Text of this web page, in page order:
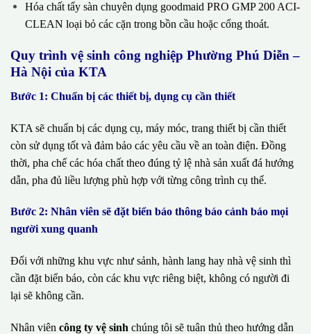
Hóa chất tẩy sàn chuyên dụng goodmaid PRO GMP 200 ACI-
CLEAN loại bỏ các cặn trong bồn cầu hoặc cống thoát.
Quy trình vệ sinh công nghiệp Phường Phú Diễn –
Hà Nội của KTA
Bước 1: Chuẩn bị các thiết bị, dụng cụ cần thiết
KTA sẽ chuẩn bị các dụng cụ, máy móc, trang thiết bị cần thiết
còn sử dụng tốt và đảm bảo các yêu cầu về an toàn điện. Đồng
thời, pha chế các hóa chất theo đúng tỷ lệ nhà sản xuất đá hướng
dẫn, pha đủ liều lượng phù hợp với từng công trình cụ thể.
Bước 2: Nhân viên sẽ đặt biển báo thông báo cảnh báo mọi
người xung quanh
Đối với những khu vực như sảnh, hành lang hay nhà vệ sinh thì
cần đặt biển báo, còn các khu vực riêng biệt, không có người đi
lại sẽ không cần.
Nhân viên công ty vệ sinh chúng tôi sẽ tuân thủ theo hướng dẫn